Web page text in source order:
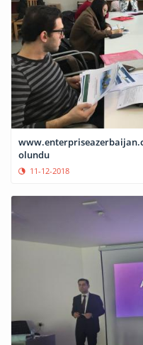
olundu
11-12-2018